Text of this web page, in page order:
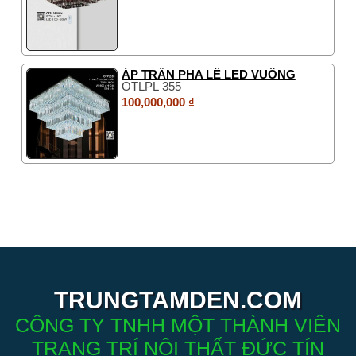
ÁP TRẦN PHA LÊ LED VUÔNG
OTLPL 355
100,000,000 ₫
TRUNGTAMDEN.COM
CÔNG TY TNHH MỘT THÀNH VIÊN
TRANG TRÍ NỘI THẤT ĐỨC TÍN